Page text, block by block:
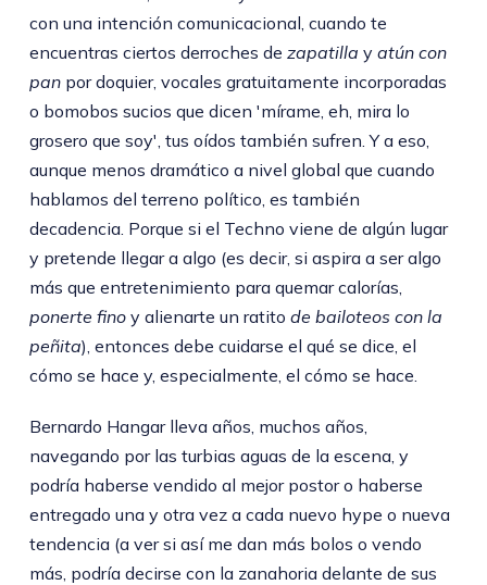
con una intención comunicacional, cuando te
encuentras ciertos derroches de zapatilla y atún con
panpor doquier, vocales gratuitamente incorporadas
o bomobos sucios que dicen 'mírame, eh, mira lo
grosero que soy', tus oídos también sufren. Y a eso,
aunque menos dramático a nivel global que cuando
hablamos del terreno político, es también
decadencia. Porque si el Techno viene de algún lugar
y pretende llegar a algo (es decir, si aspira a ser algo
más que entretenimiento para quemar calorías,
ponerte finoy alienarte un ratito de bailoteos con la
peñita), entonces debe cuidarse el qué se dice, el
cómo se hace y, especialmente, el cómo se hace.
Bernardo Hangar lleva años, muchos años,
navegando por las turbias aguas de la escena, y
podría haberse vendido al mejor postor o haberse
entregado una y otra vez a cada nuevo hype o nueva
tendencia (a ver si así me dan más bolos o vendo
más, podría decirse con la zanahoria delante de sus